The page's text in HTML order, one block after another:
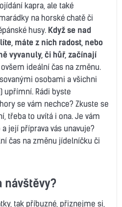
kapra, ale také
na horské chatě či
husy. Když se nad
máte z nich radost, nebo
vyvanuly, či hůř, začínají
ovšem ideální čas na změnu.
osobami a všichni
upřímní. Rádi byste
se vám nechce? Zkuste se
třeba to uvítá i ona. Je vám
její příprava vás unavuje?
čas na změnu jídelníčku či
návštěvy?
tak příbuzné, přiznejme si,